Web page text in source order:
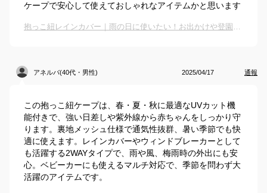
ケープで安心して使えておしゃれなアイテムかと思います
抱っこ紐レインカバー｜雨の日に使いたい！お出かけや登園にも便利なカバーのおすすめは？
アネルバ(40代・男性) 2025/04/17 通報
この抱っこ紐ケープは、春・夏・秋に最適なUVカット機
能付きで、強い日差しや紫外線から赤ちゃんをしっかり守
ります。裏地メッシュ仕様で通気性抜群、暑い季節でも快
適に使えます。レインカバーやウィンドブレーカーとして
も活躍する2WAYタイプで、雨や風、梅雨時の外出にも安
心。ベビーカーにも使えるマルチ対応で、季節を問わず大
活躍のアイテムです。